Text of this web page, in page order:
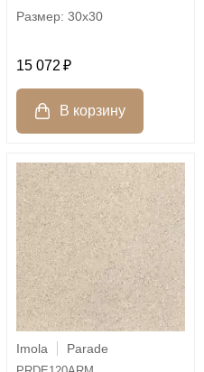
30x30
15 072
Imola Parade